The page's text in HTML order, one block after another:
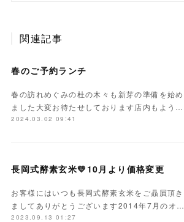
関連記事
春のご予約ランチ
春の訪れめぐみの杜の木々も新芽の準備を始め
ました大変お待たせしております店内もよう…
2024.03.02 09:41
長岡式酵素玄米💛10月より価格変更
お客様にはいつも長岡式酵素玄米をご贔屓頂き
ましてありがとうございます2014年7月のオ…
2023.09.13 01:27